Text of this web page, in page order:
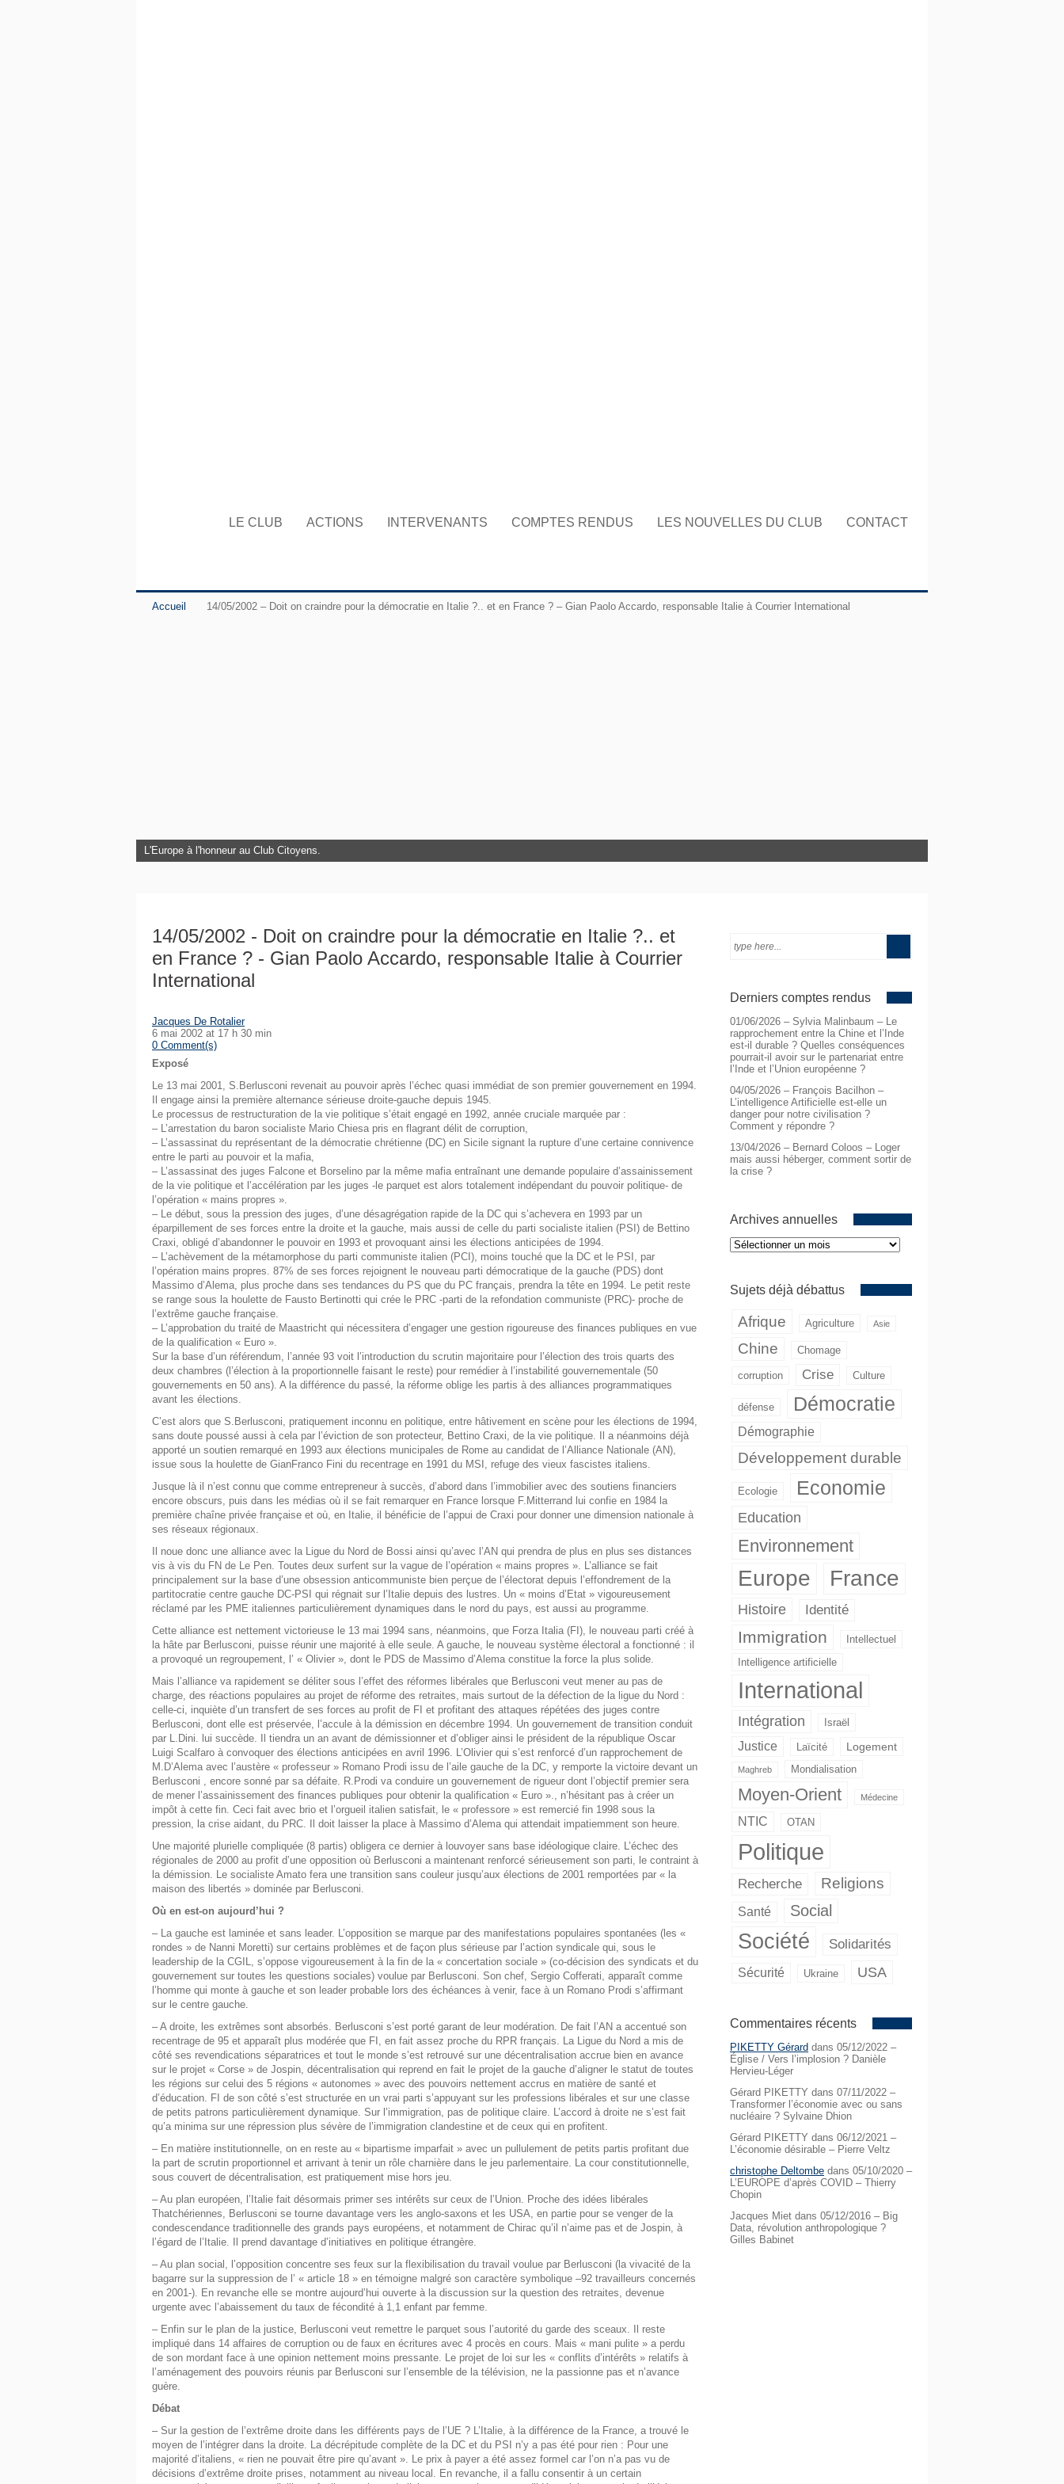
LE CLUB ACTIONS INTERVENANTS COMPTES RENDUS LES NOUVELLES DU CLUB CONTACT
Accueil 14/05/2002 – Doit on craindre pour la démocratie en Italie ?.. et en France ? – Gian Paolo Accardo, responsable Italie à Courrier International
L'Europe à l'honneur au Club Citoyens.
Derniers comptes rendus
01/06/2026 – Sylvia Malinbaum – Le
rapprochement entre la Chine et l’Inde
est-il durable ? Quelles conséquences
pourrait-il avoir sur le partenariat entre
l’Inde et l’Union européenne ?
04/05/2026 – François Bacilhon –
L’intelligence Artificielle est-elle un
danger pour notre civilisation ?
Comment y répondre ?
13/04/2026 – Bernard Coloos – Loger
mais aussi héberger, comment sortir de
la crise ?
Archives annuelles
Archives
annuelles
Sujets déjà débattus
Afrique Agriculture Asie
Chine Chomage
corruption Crise Culture
défense Démocratie
Démographie
Développement durable
Ecologie Economie
Education
Environnement
Europe France
Histoire Identité
Immigration
Intellectuel
Intelligence artificielle
International
Intégration Israël
Justice Laïcité Logement
Maghreb Mondialisation
Moyen-Orient Médecine
NTIC OTAN
Politique
Recherche Religions
Santé Social
Société Solidarités
Sécurité Ukraine USA
Commentaires récents
PIKETTY Gérard dans 05/12/2022 –
Église / Vers l’implosion ? Danièle
Hervieu-Léger
Gérard PIKETTY dans 07/11/2022 –
Transformer l’économie avec ou sans
nucléaire ? Sylvaine Dhion
Gérard PIKETTY dans 06/12/2021 –
L’économie désirable – Pierre Veltz
christophe Deltombe dans 05/10/2020 –
L’EUROPE d’après COVID – Thierry
Chopin
Jacques Miet dans 05/12/2016 – Big
Data, révolution anthropologique ?
Gilles Babinet
14/05/2002 - Doit on craindre pour la démocratie en Italie ?.. et
en France ? - Gian Paolo Accardo, responsable Italie à Courrier
International
Jacques De Rotalier
6 mai 2002 at 17 h 30 min
0 Comment(s)
Exposé
Le 13 mai 2001, S.Berlusconi revenait au pouvoir après l’échec quasi immédiat de son premier gouvernement en 1994.
Il engage ainsi la première alternance sérieuse droite-gauche depuis 1945.
Le processus de restructuration de la vie politique s’était engagé en 1992, année cruciale marquée par :
– L’arrestation du baron socialiste Mario Chiesa pris en flagrant délit de corruption,
– L’assassinat du représentant de la démocratie chrétienne (DC) en Sicile signant la rupture d’une certaine connivence
entre le parti au pouvoir et la mafia,
– L’assassinat des juges Falcone et Borselino par la même mafia entraînant une demande populaire d’assainissement
de la vie politique et l’accélération par les juges -le parquet est alors totalement indépendant du pouvoir politique- de
l’opération « mains propres ».
– Le début, sous la pression des juges, d’une désagrégation rapide de la DC qui s’achevera en 1993 par un
éparpillement de ses forces entre la droite et la gauche, mais aussi de celle du parti socialiste italien (PSI) de Bettino
Craxi, obligé d’abandonner le pouvoir en 1993 et provoquant ainsi les élections anticipées de 1994.
– L’achèvement de la métamorphose du parti communiste italien (PCI), moins touché que la DC et le PSI, par
l’opération mains propres. 87% de ses forces rejoignent le nouveau parti démocratique de la gauche (PDS) dont
Massimo d’Alema, plus proche dans ses tendances du PS que du PC français, prendra la tête en 1994. Le petit reste
se range sous la houlette de Fausto Bertinotti qui crée le PRC -parti de la refondation communiste (PRC)- proche de
l’extrême gauche française.
– L’approbation du traité de Maastricht qui nécessitera d’engager une gestion rigoureuse des finances publiques en vue
de la qualification « Euro ».
Sur la base d’un référendum, l’année 93 voit l’introduction du scrutin majoritaire pour l’élection des trois quarts des
deux chambres (l’élection à la proportionnelle faisant le reste) pour remédier à l’instabilité gouvernementale (50
gouvernements en 50 ans). A la différence du passé, la réforme oblige les partis à des alliances programmatiques
avant les élections.
C’est alors que S.Berlusconi, pratiquement inconnu en politique, entre hâtivement en scène pour les élections de 1994,
sans doute poussé aussi à cela par l’éviction de son protecteur, Bettino Craxi, de la vie politique. Il a néanmoins déjà
apporté un soutien remarqué en 1993 aux élections municipales de Rome au candidat de l’Alliance Nationale (AN),
issue sous la houlette de GianFranco Fini du recentrage en 1991 du MSI, refuge des vieux fascistes italiens.
Jusque là il n’est connu que comme entrepreneur à succès, d’abord dans l’immobilier avec des soutiens financiers
encore obscurs, puis dans les médias où il se fait remarquer en France lorsque F.Mitterrand lui confie en 1984 la
première chaîne privée française et où, en Italie, il bénéficie de l’appui de Craxi pour donner une dimension nationale à
ses réseaux régionaux.
Il noue donc une alliance avec la Ligue du Nord de Bossi ainsi qu’avec l’AN qui prendra de plus en plus ses distances
vis à vis du FN de Le Pen. Toutes deux surfent sur la vague de l’opération « mains propres ». L’alliance se fait
principalement sur la base d’une obsession anticommuniste bien perçue de l’électorat depuis l’effondrement de la
partitocratie centre gauche DC-PSI qui régnait sur l’Italie depuis des lustres. Un « moins d’Etat » vigoureusement
réclamé par les PME italiennes particulièrement dynamiques dans le nord du pays, est aussi au programme.
Cette alliance est nettement victorieuse le 13 mai 1994 sans, néanmoins, que Forza Italia (FI), le nouveau parti créé à
la hâte par Berlusconi, puisse réunir une majorité à elle seule. A gauche, le nouveau système électoral a fonctionné : il
a provoqué un regroupement, l’ « Olivier », dont le PDS de Massimo d’Alema constitue la force la plus solide.
Mais l’alliance va rapidement se déliter sous l’effet des réformes libérales que Berlusconi veut mener au pas de
charge, des réactions populaires au projet de réforme des retraites, mais surtout de la défection de la ligue du Nord :
celle-ci, inquiète d’un transfert de ses forces au profit de FI et profitant des attaques répétées des juges contre
Berlusconi, dont elle est préservée, l’accule à la démission en décembre 1994. Un gouvernement de transition conduit
par L.Dini. lui succède. Il tiendra un an avant de démissionner et d’obliger ainsi le président de la république Oscar
Luigi Scalfaro à convoquer des élections anticipées en avril 1996. L’Olivier qui s’est renforcé d’un rapprochement de
M.D’Alema avec l’austère « professeur » Romano Prodi issu de l’aile gauche de la DC, y remporte la victoire devant un
Berlusconi , encore sonné par sa défaite. R.Prodi va conduire un gouvernement de rigueur dont l’objectif premier sera
de mener l’assainissement des finances publiques pour obtenir la qualification « Euro »., n’hésitant pas à créer un
impôt à cette fin. Ceci fait avec brio et l’orgueil italien satisfait, le « professore » est remercié fin 1998 sous la
pression, la crise aidant, du PRC. Il doit laisser la place à Massimo d’Alema qui attendait impatiemment son heure.
Une majorité plurielle compliquée (8 partis) obligera ce dernier à louvoyer sans base idéologique claire. L’échec des
régionales de 2000 au profit d’une opposition où Berlusconi a maintenant renforcé sérieusement son parti, le contraint à
la démission. Le socialiste Amato fera une transition sans couleur jusqu’aux élections de 2001 remportées par « la
maison des libertés » dominée par Berlusconi.
Où en est-on aujourd’hui ?
– La gauche est laminée et sans leader. L’opposition se marque par des manifestations populaires spontanées (les «
rondes » de Nanni Moretti) sur certains problèmes et de façon plus sérieuse par l’action syndicale qui, sous le
leadership de la CGIL, s’oppose vigoureusement à la fin de la « concertation sociale » (co-décision des syndicats et du
gouvernement sur toutes les questions sociales) voulue par Berlusconi. Son chef, Sergio Cofferati, apparaît comme
l’homme qui monte à gauche et son leader probable lors des échéances à venir, face à un Romano Prodi s’affirmant
sur le centre gauche.
– A droite, les extrêmes sont absorbés. Berlusconi s’est porté garant de leur modération. De fait l’AN a accentué son
recentrage de 95 et apparaît plus modérée que FI, en fait assez proche du RPR français. La Ligue du Nord a mis de
côté ses revendications séparatrices et tout le monde s’est retrouvé sur une décentralisation accrue bien en avance
sur le projet « Corse » de Jospin, décentralisation qui reprend en fait le projet de la gauche d’aligner le statut de toutes
les régions sur celui des 5 régions « autonomes » avec des pouvoirs nettement accrus en matière de santé et
d’éducation. FI de son côté s’est structurée en un vrai parti s’appuyant sur les professions libérales et sur une classe
de petits patrons particulièrement dynamique. Sur l’immigration, pas de politique claire. L’accord à droite ne s’est fait
qu’a minima sur une répression plus sévère de l’immigration clandestine et de ceux qui en profitent.
– En matière institutionnelle, on en reste au « bipartisme imparfait » avec un pullulement de petits partis profitant due
la part de scrutin proportionnel et arrivant à tenir un rôle charnière dans le jeu parlementaire. La cour constitutionnelle,
sous couvert de décentralisation, est pratiquement mise hors jeu.
– Au plan européen, l’Italie fait désormais primer ses intérêts sur ceux de l’Union. Proche des idées libérales
Thatchériennes, Berlusconi se tourne davantage vers les anglo-saxons et les USA, en partie pour se venger de la
condescendance traditionnelle des grands pays européens, et notamment de Chirac qu’il n’aime pas et de Jospin, à
l’égard de l’Italie. Il prend davantage d’initiatives en politique étrangère.
– Au plan social, l’opposition concentre ses feux sur la flexibilisation du travail voulue par Berlusconi (la vivacité de la
bagarre sur la suppression de l’ « article 18 » en témoigne malgré son caractère symbolique –92 travailleurs concernés
en 2001-). En revanche elle se montre aujourd’hui ouverte à la discussion sur la question des retraites, devenue
urgente avec l’abaissement du taux de fécondité à 1,1 enfant par femme.
– Enfin sur le plan de la justice, Berlusconi veut remettre le parquet sous l’autorité du garde des sceaux. Il reste
impliqué dans 14 affaires de corruption ou de faux en écritures avec 4 procès en cours. Mais « mani pulite » a perdu
de son mordant face à une opinion nettement moins pressante. Le projet de loi sur les « conflits d’intérêts » relatifs à
l’aménagement des pouvoirs réunis par Berlusconi sur l’ensemble de la télévision, ne la passionne pas et n’avance
guère.
Débat
– Sur la gestion de l’extrême droite dans les différents pays de l’UE ? L’Italie, à la différence de la France, a trouvé le
moyen de l’intégrer dans la droite. La décrépitude complète de la DC et du PSI n’y a pas été pour rien : Pour une
majorité d’italiens, « rien ne pouvait être pire qu’avant ». Le prix à payer a été assez formel car l’on n’a pas vu de
décisions d’extrême droite prises, notamment au niveau local. En revanche, il a fallu consentir à un certain